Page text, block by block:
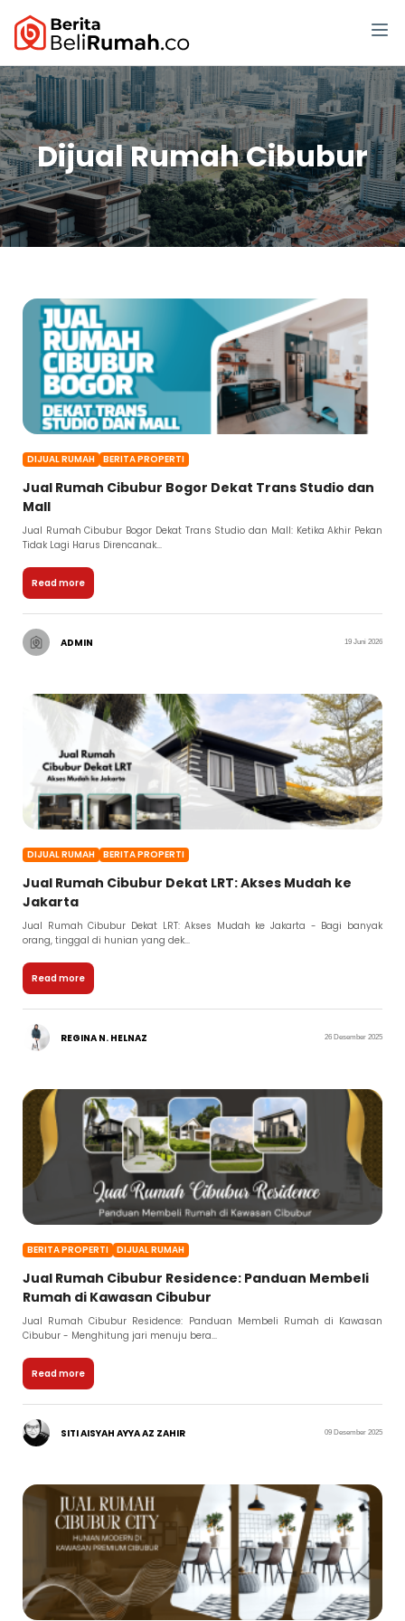
Dijual Rumah Cibubur
DIJUAL RUMAH BERITA PROPERTI
Jual Rumah Cibubur Bogor Dekat Trans Studio dan
Mall
Jual Rumah Cibubur Bogor Dekat Trans Studio dan Mall: Ketika Akhir Pekan
Tidak Lagi Harus Direncanak...
Read more
ADMIN 19 Juni 2026
DIJUAL RUMAH BERITA PROPERTI
Jual Rumah Cibubur Dekat LRT: Akses Mudah ke
Jakarta
Jual Rumah Cibubur Dekat LRT: Akses Mudah ke Jakarta - Bagi banyak
orang, tinggal di hunian yang dek...
Read more
REGINA N. HELNAZ 26 Desember 2025
BERITA PROPERTI DIJUAL RUMAH
Jual Rumah Cibubur Residence: Panduan Membeli
Rumah di Kawasan Cibubur
Jual Rumah Cibubur Residence: Panduan Membeli Rumah di Kawasan
Cibubur - Menghitung jari menuju bera...
Read more
SITI AISYAH AYYA AZ ZAHIR 09 Desember 2025